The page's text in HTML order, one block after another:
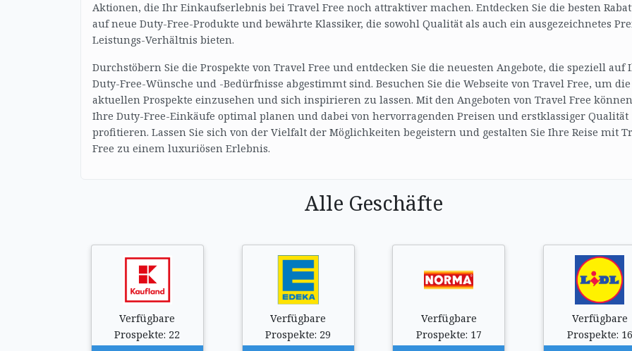
Aktionen, die Ihr Einkaufserlebnis bei Travel Free noch attraktiver machen. Entdecken Sie die besten
auf neue Duty-Free-Produkte und bewährte Klassiker, die sowohl Qualität als auch ein ausgezeichnetes
Leistungs-Verhältnis bieten.
Durchstöbern Sie die Prospekte von Travel Free und entdecken Sie die neuesten Angebote, die speziell auf
Duty-Free-Wünsche und -Bedürfnisse abgestimmt sind. Besuchen Sie die Webseite von Travel Free, um die
aktuellen Prospekte einzusehen und sich inspirieren zu lassen. Mit den Angeboten von Travel Free
Ihre Duty-Free-Einkäufe optimal planen und dabei von hervorragenden Preisen und erstklassiger Qualität
profitieren. Lassen Sie sich von der Vielfalt der Möglichkeiten begeistern und gestalten Sie Ihre Reise mit
Free zu einem luxuriösen Erlebnis.
Alle Geschäfte
Verfügbare
Prospekte: 22
Verfügbare
Prospekte: 29
Verfügbare
Prospekte: 17
Verfügbare
Prospekte: 16